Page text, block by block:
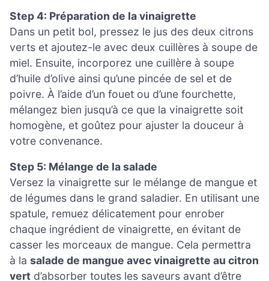
Step 4: Préparation de la vinaigrette
Dans un petit bol, pressez le jus des deux citrons
verts et ajoutez-le avec deux cuillères à soupe de
miel. Ensuite, incorporez une cuillère à soupe
d’huile d’olive ainsi qu’une pincée de sel et de
poivre. À l’aide d’un fouet ou d’une fourchette,
mélangez bien jusqu’à ce que la vinaigrette soit
homogène, et goûtez pour ajuster la douceur à
votre convenance.
Step 5: Mélange de la salade
Versez la vinaigrette sur le mélange de mangue et
de légumes dans le grand saladier. En utilisant une
spatule, remuez délicatement pour enrober
chaque ingrédient de vinaigrette, en évitant de
casser les morceaux de mangue. Cela permettra
à la salade de mangue avec vinaigrette au citron
vert d’absorber toutes les saveurs avant d’être